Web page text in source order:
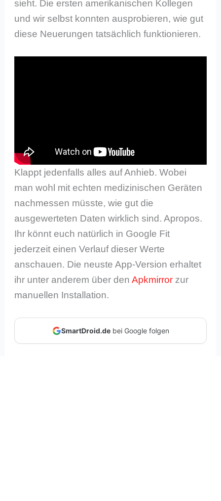
sieht. Die ersten amerikanischen Kollegen
und wir selbst konnten ausprobieren, wie gut
diese Neuerungen tatsächlich funktionieren.
Klappt jedenfalls alles auf Anhieb. Wobei
man wohl mit echten medizinischen Geräten
nachmessen müsste, wie gut die
ausgewerteten Daten wirklich sind. Apropos.
Ihr könnt euch natürlich in Google Fit
jederzeit einen Verlauf dieser Werte
anschauen. Die neuste App-Version erhaltet
ihr unter anderem über denApkmirror zur
manuellen Installation.
SmartDroid.debei Google folgen